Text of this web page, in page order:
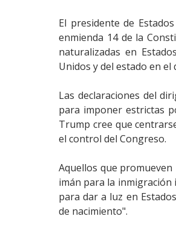
El presidente de
enmienda 14 de la
naturalizadas en
Unidos y del estado en el
Las declaraciones del
para imponer estrictas
Trump cree que
el control del Congreso.
Aquellos que
imán para la inmigración
para dar a luz en
de nacimiento".